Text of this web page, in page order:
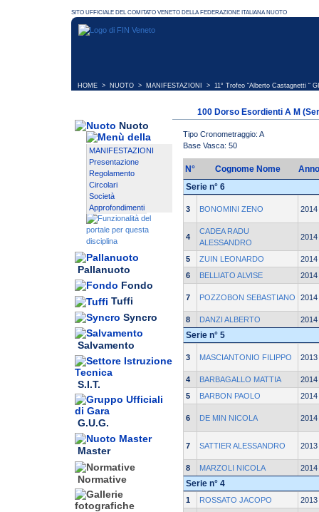
HOME > NUOTO > MANIFESTAZIONI > 11° Trofeo “Alberto Castagnetti “
Nuoto
MANIFESTAZIONI
Presentazione
Regolamento
Circolari
Società
Approfondimenti
Pallanuoto
Fondo
Tuffi
Syncro
Salvamento
S.I.T.
G.U.G.
Master
Normative
100 Dorso Esordienti A M
Tipo Cronometraggio: A
Base Vasca: 50
N° Cognome Nome
Anno
Serie n° 6
3 BONOMINI ZENO 2014
4
CADEA RADU
ALESSANDRO
2014
5 ZUIN LEONARDO
2014
6
BELLIATO ALVISE 2014
7 POZZOBON SEBASTIANO 2014
8 DANZI ALBERTO 2014
Serie n° 5
3 MASCIANTONIO FILIPPO 2013
4 BARBAGALLO MATTIA
2014
5
BARBON PAOLO 2014
6 DE MIN NICOLA 2014
7 SATTIER ALESSANDRO 2013
8 MARZOLI NICOLA 2014
Serie n° 4
1 ROSSATO JACOPO 2013